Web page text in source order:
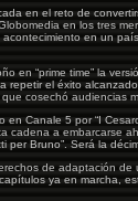
en el reto de
en los tres
en un
en “prime time” la
repetir el éxito
cosechó audiencias
Canale 5 por “I
cadena a embarcarse
per Bruno”. Será la
de adaptación
ya en marcha,